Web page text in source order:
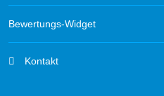
Bewertungs-Widget
Kontakt